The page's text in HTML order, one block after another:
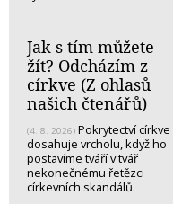
Jak s tím můžete
žít? Odcházím z
církve (Z ohlasů
našich čtenářů)
(4. 8. 2026) Pokrytectví církve
dosahuje vrcholu, když ho
postavíme tváří v tvář
nekonečnému řetězci
církevních skandálů.